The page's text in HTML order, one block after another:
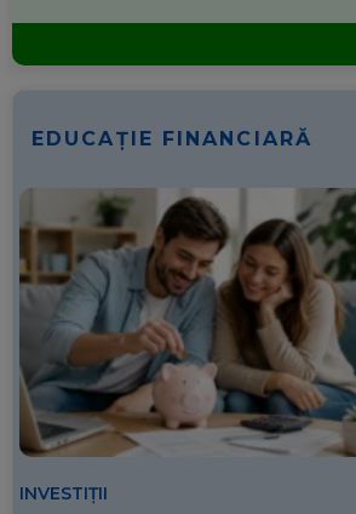
EDUCAȚIE FINANCIARĂ
INVESTIȚII